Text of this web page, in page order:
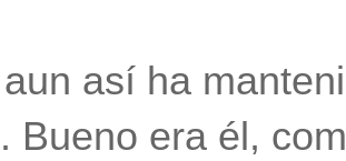
así ha
Bueno era él,